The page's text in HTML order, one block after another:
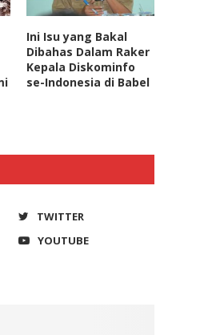
April 22, 2021
Ini Isu yang Bakal
Dibahas Dalam Raker
Kepala Diskominfo
se-Indonesia di Babel
TWITTER
YOUTUBE